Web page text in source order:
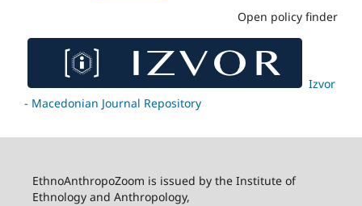
Open policy finder
Izvor
- Macedonian Journal Repository
EthnoAnthropoZoom is issued by the Institute of
Ethnology and Anthropology,